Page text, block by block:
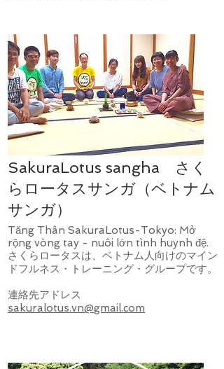
SakuraLotus sangha さく
らロータスサンガ（ベトナム
サンガ）
Tăng Thân SakuraLotus-Tokyo: Mở
rộng vòng tay - nuôi lớn tình huynh đệ.
さくらロータスは、ベトナム人向けのマイン
ドフルネス・トレーニング・グループです。
連絡先アドレス
sakuralotus.vn@gmail.com